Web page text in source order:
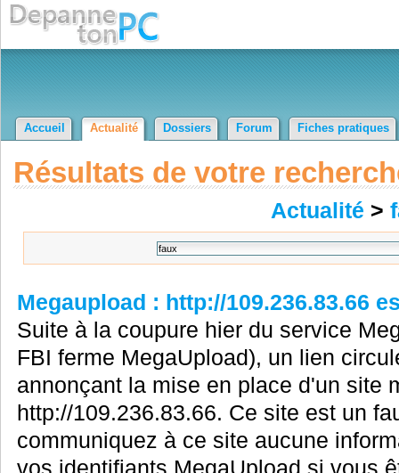
Accueil Actualité Dossiers Forum Fiches pratiques
Résultats de votre
Actualité >
Megaupload : http://109.236.83.66
Suite à la coupure hier du service
FBI ferme MegaUpload), un lien
annonçant la mise en place d'un site
http://109.236.83.66. Ce site est un
communiquez à ce site aucune
vos identifiants MegaUpload si vous